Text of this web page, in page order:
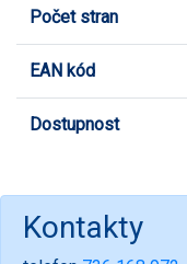
Počet stran
EAN kód
Dostupnost
Kontakty